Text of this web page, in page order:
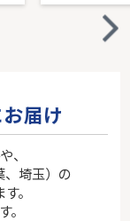
届け
、
、埼玉）の
。
。